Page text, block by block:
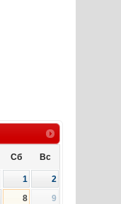
Сб Вс
1
2
8
9